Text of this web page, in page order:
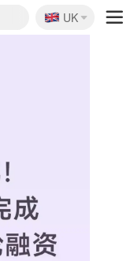
🇬🇧
UK